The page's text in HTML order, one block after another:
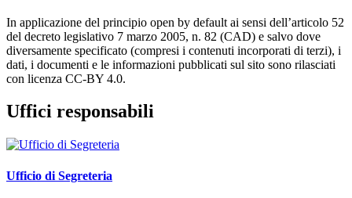
In applicazione del principio open by default ai sensi dell’articolo 52
del decreto legislativo 7 marzo 2005, n. 82 (CAD) e salvo dove
diversamente specificato (compresi i contenuti incorporati di terzi), i
dati, i documenti e le informazioni pubblicati sul sito sono rilasciati
con licenza CC-BY 4.0.
Uffici responsabili
Ufficio di Segreteria